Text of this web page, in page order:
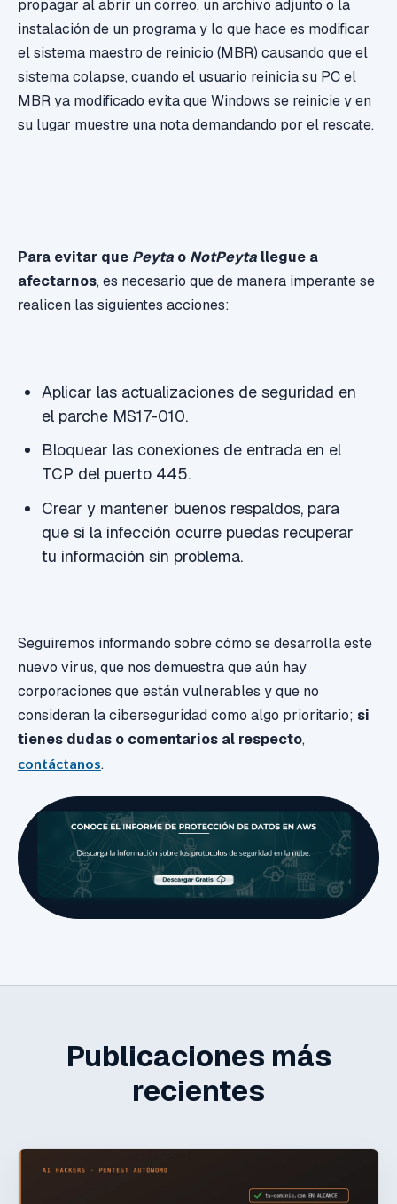
propagar al abrir un correo, un archivo adjunto o la
instalación de un programa y lo que hace es modificar
el sistema maestro de reinicio (MBR) causando que el
sistema colapse, cuando el usuario reinicia su PC el
MBR ya modificado evita que Windows se reinicie y en
su lugar muestre una nota demandando por el rescate.
Para evitar que Peyta o NotPeyta llegue a
afectarnos, es necesario que de manera imperante se
realicen las siguientes acciones:
Aplicar las actualizaciones de seguridad en
el parche MS17-010.
Bloquear las conexiones de entrada en el
TCP del puerto 445.
Crear y mantener buenos respaldos, para
que si la infección ocurre puedas recuperar
tu información sin problema.
Seguiremos informando sobre cómo se desarrolla este
nuevo virus, que nos demuestra que aún hay
corporaciones que están vulnerables y que no
consideran la ciberseguridad como algo prioritario; si
tienes dudas o comentarios al respecto,
contáctanos.
Publicaciones más
recientes